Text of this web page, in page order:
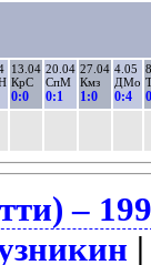
13.04
КрС
0:0
20.04
СпМ
0:1
27.04
Кмз
1:0
4.05
ДМо
0:4
–